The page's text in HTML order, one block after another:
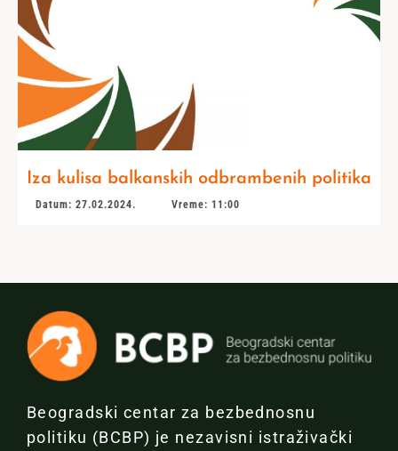
Iza kulisa balkanskih odbrambenih politika
Datum: 27.02.2024. Vreme: 11:00
Beogradski centar za bezbednosnu
politiku (BCBP) je nezavisni istraživački